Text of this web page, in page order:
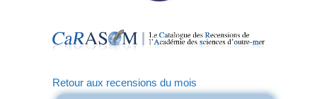
Retour aux recensions du mois